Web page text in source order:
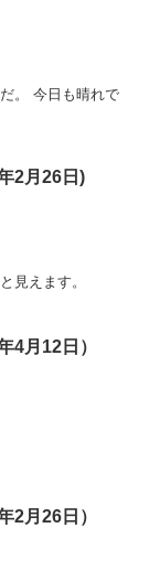
。 今日も晴れで
2月26日)
見えます。
4月12日）
2月26日）